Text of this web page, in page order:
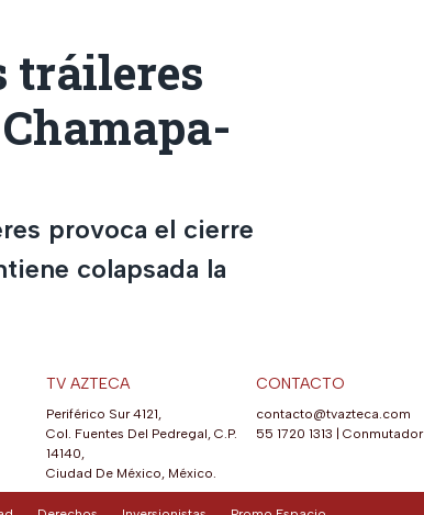
tráileres
provoca el cierre
colapsada la
TV AZTECA
Periférico Sur 4121,
Col. Fuentes Del Pedregal, C.P.
14140,
Ciudad De México, México.
CONTACTO
contacto@tvazteca.com
55 1720 1313 | Conmutador